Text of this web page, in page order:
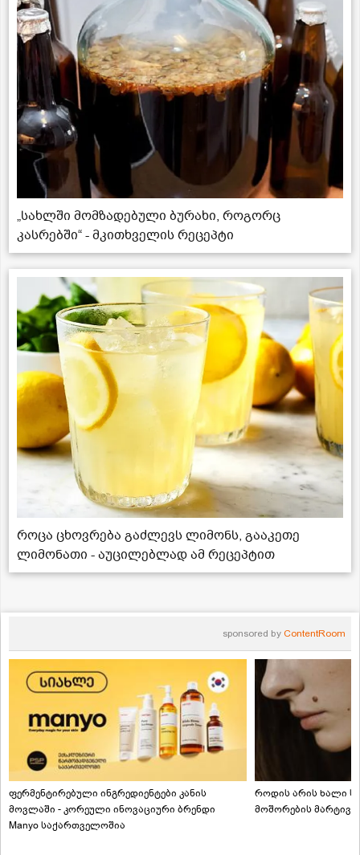
„სახლში მომზადებული ბურახი, როგორც
კასრებში“ - მკითხველის რეცეპტი
როცა ცხოვრება გაძლევს ლიმონს, გააკეთე
ლიმონათი - აუცილებლად ამ რეცეპტით
sponsored by ContentRoom
ფერმენტირებული ინგრედიენტები კანის
მოვლაში - კორეული ინოვაციური ბრენდი
Manyo საქართველოშია
როდის არის ხალი
მოშორების